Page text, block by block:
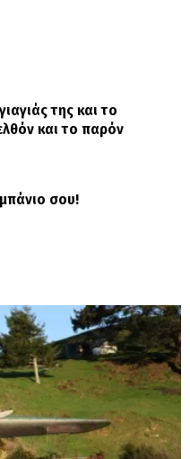
της και το
και το παρόν
σου!